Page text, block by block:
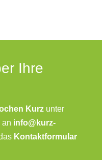
Ihre
Kurzunter
an info@kurz-
Kontaktformular